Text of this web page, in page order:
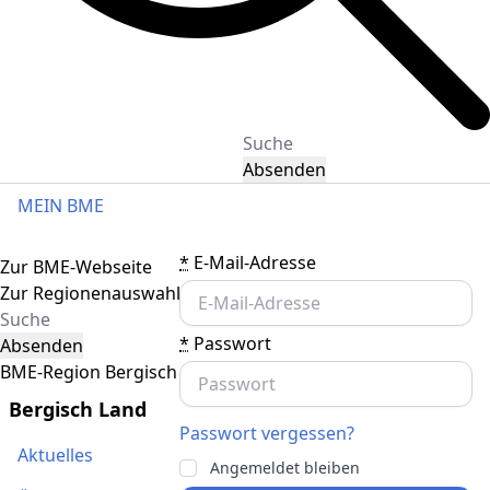
Absenden
MEIN BME
* E-Mail-Adresse
* Passwort
Passwort vergessen?
Angemeldet bleiben
Toggle navigation
Zur BME-Webseite
Zur Regionenauswahl
Absenden
BME-Region Bergisch Land
Bergisch Land
Aktuelles